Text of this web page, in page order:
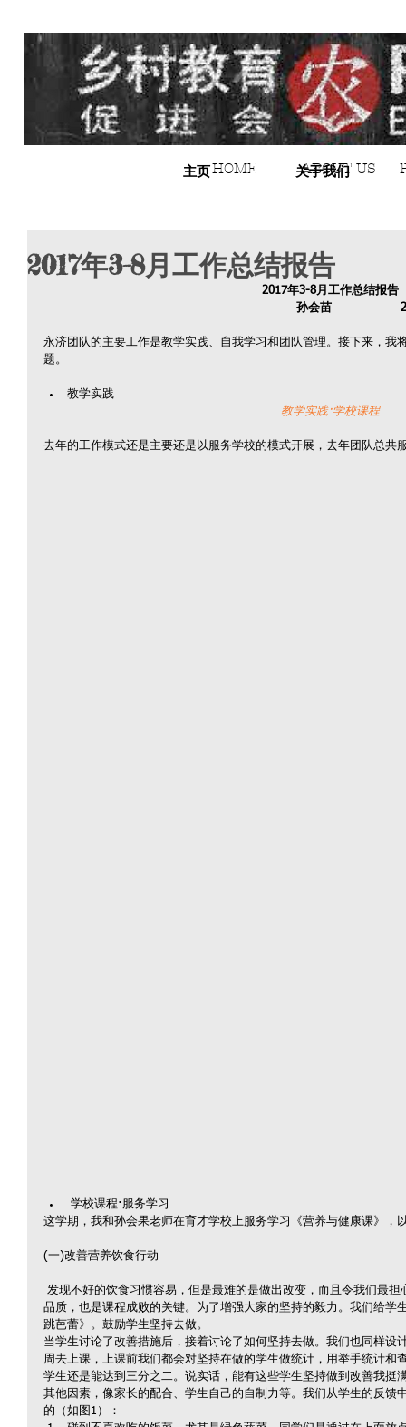
主页 关于我们
HOME ABOUT US
2017年3-8月工作总结报告
2017年3-8月工作总结报告
孙会苗
永济团队的主要工作是教学实践、自我学习和团队管理。接下来，我
题。
教学实践
教学实践·学校课程
去年的工作模式还是主要还是以服务学校的模式开展，去年团队总共
学校课程·服务学习
这学期，我和孙会果老师在育才学校上服务学习《营养与健康课》，
(一)改善营养饮食行动
品质，也是课程成败的关键。为了增强大家的坚持的毅力。我们给学
跳芭蕾》。鼓励学生坚持去做。
当学生讨论了改善措施后，接着讨论了如何坚持去做。我们也同样设
周去上课，上课前我们都会对坚持在做的学生做统计，用举手统计和
学生还是能达到三分之二。说实话，能有这些学生坚持做到改善我挺
其他因素，像家长的配合、学生自己的自制力等。我们从学生的反馈
的（如图1）：